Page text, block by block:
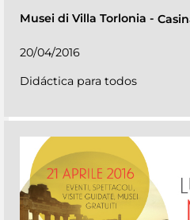
Musei di Villa Torlonia -
20/04/2016
Didáctica para todos